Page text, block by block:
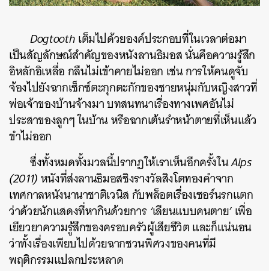
Dogtoothเต็มไปด้วยองค์ประกอบที่ในเวลาต่อมา
เป็นสัญลักษณ์สำคัญของหนังลานธิมอส นั่นคือความรู้สึก
อิหลักอิเหลื่อ กลืนไม่เข้าคายไม่ออก เช่น การให้คนดูจับ
จ้องไปยังฉากเซ็กซ์ตะกุกตะกักของชายหนุ่มกับหญิงสาวที่
พ่อเจ้าของบ้านจ้างมา บทสนทนาเรื่องทางเพศอันไม่
ประสาของลูกๆ ในบ้าน หรือฉากเต้นรำหน้าตายที่เห็นแล้ว
ขำไม่ออก
ซึ่งทั้งหมดทั้งมวลนี้ปรากฏให้เราเห็นอีกครั้งในAlps
(2011)หนังที่ส่งลานธิมอสชิงรางวัลสิงโตทองคำจาก
เทศกาลหนังนานาชาติเวนิส กับพล็อตเรื่องเซอร์นรกแตก
ว่าด้วยนักแสดงที่หากินด้วยการ‘เลียนแบบคนตาย’เพื่อ
เยียวยาความรู้สึกของครอบครัวผู้เสียชีวิต และก็แน่นอน
ว่าทั้งเรื่องเพียบไปด้วยฉากชวนพิศวงของคนที่มี
พฤติกรรมแปลกประหลาด